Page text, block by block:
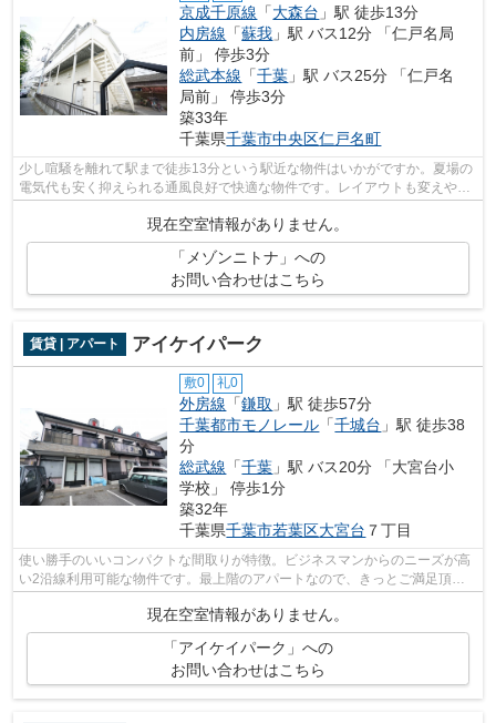
京成千原線 「大森台 」駅 徒歩13分
内房線 「蘇我 」駅 バス12分 「仁戸名局
前」 停歩3分
総武本線 「千葉 」駅 バス25分 「仁戸名
局前」 停歩3分
築33年
千葉県千葉市中央区仁戸名町
少し喧騒を離れて駅まで徒歩13分という駅近な物件はいかがですか。夏場の
電気代も安く抑えられる通風良好で快適な物件です。レイアウトも変えやす
現在空室情報がありません。
「メゾンニトナ」への
お問い合わせはこちら
賃貸 | アパート アイケイパーク
敷0 礼0
外房線 「鎌取 」駅 徒歩57分
千葉都市モノレール 「千城台 」駅 徒歩38
分
総武線 「千葉 」駅 バス20分 「大宮台小
学校」 停歩1分
築32年
千葉県千葉市若葉区大宮台 ７丁目
使い勝手のいいコンパクトな間取りが特徴。ビジネスマンからのニーズが高
い2沿線利用可能な物件です。最上階のアパートなので、きっとご満足頂け
るかと思います。四季折々の風を感じら...
現在空室情報がありません。
「アイケイパーク」への
お問い合わせはこちら